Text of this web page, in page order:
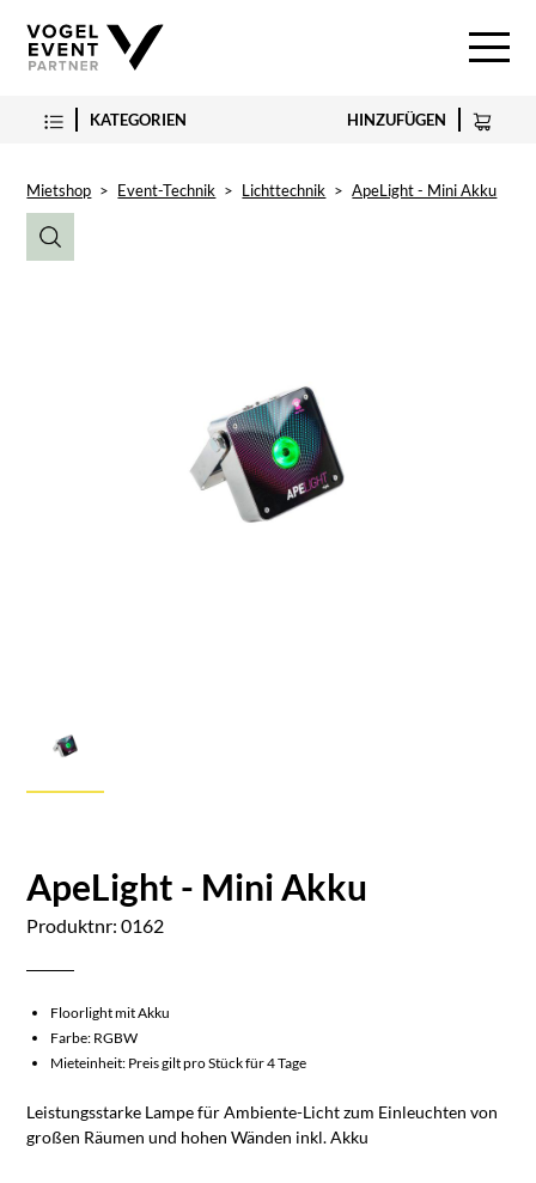
KATEGORIEN HINZUFÜGEN
Mietshop > Event-Technik > Lichttechnik > ApeLight - Mini Akku
ApeLight - Mini Akku
Produktnr: 0162
Floorlight mit Akku
Farbe: RGBW
Mieteinheit: Preis gilt pro Stück für 4 Tage
Leistungsstarke Lampe für Ambiente-Licht zum Einleuchten von
großen Räumen und hohen Wänden inkl. Akku